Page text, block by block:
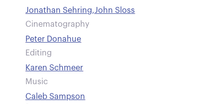
Jonathan Sehring,John Sloss
Cinematography
Peter Donahue
Editing
Karen Schmeer
Music
Caleb Sampson